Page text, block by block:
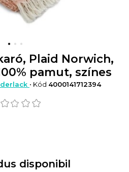
Plaid Norwich,
pamut, színes
• Kód 4000141712394
disponibil